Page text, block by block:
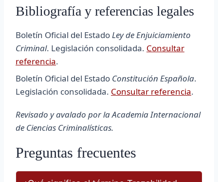
Bibliografía y referencias legales
Boletín Oficial del EstadoLey de Enjuiciamiento
Criminal. Legislación consolidada. Consultar
referencia.
Boletín Oficial del Estado Constitución Española.
Legislación consolidada. Consultar referencia.
Revisado y avalado por la Academia Internacional
de Ciencias Criminalísticas.
Preguntas frecuentes